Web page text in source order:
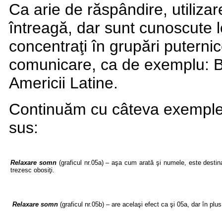
Ca arie de răspândire,
întreagă, dar sunt cunoscute
concentraţi în grupări
comunicare, ca de exemplu:
Americii Latine.
Continuăm cu câteva
sus:
Relaxare somn(graficul nr.05a) – aşa cum arată şi numele, este
trezesc obosiţi.
Relaxare somn (graficul nr.05b) – are acelaşi efect ca şi 05a, dar în